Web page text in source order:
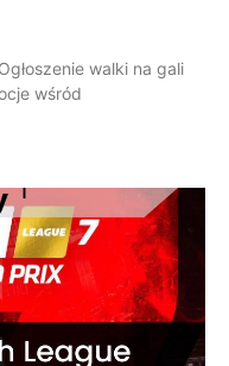
walki na gali
wśród